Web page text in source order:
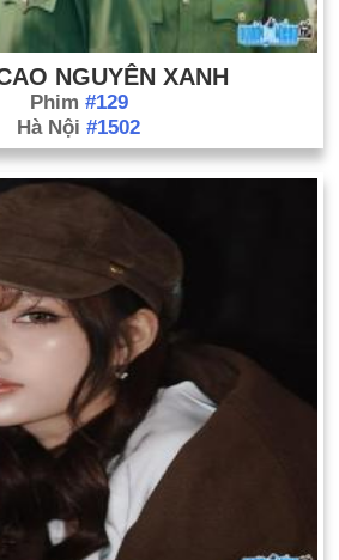
NGUYÊN XANH
Phim #129
Hà Nội #1502